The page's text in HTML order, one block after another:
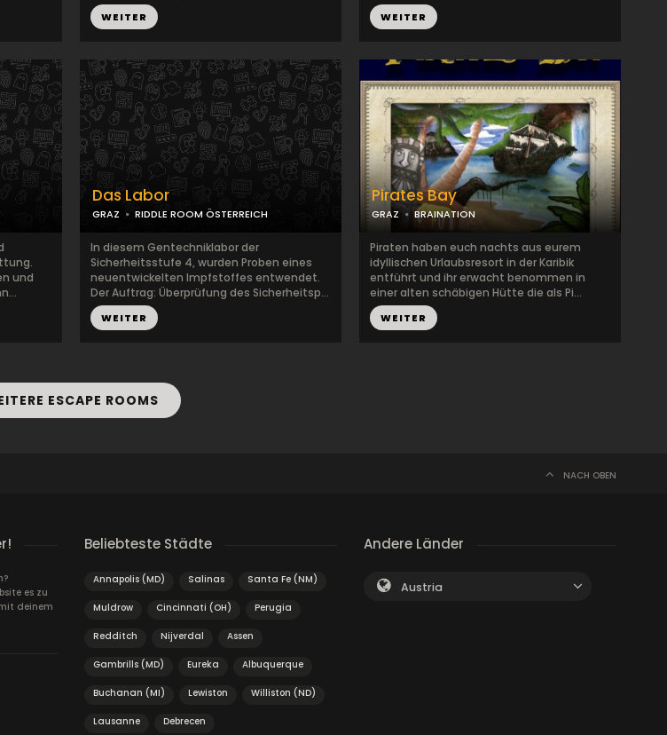
WEITER WEITER
und
Das Labor
GRAZ RIDDLE ROOM ÖSTERREICH
In diesem Gentechniklabor der
Sicherheitsstufe 4, wurden Proben eines
neuentwickelten Impfstoffes entwendet.
Der Auftrag: Überprüfung des Sicherheitsp...
WEITER
Pirates Bay
GRAZ BRAINATION
Piraten haben euch nachts aus eurem
idyllischen Urlaubsresort in der Karibik
entführt und ihr erwacht benommen in
einer alten schäbigen Hütte die als Pi...
WEITER
ESCAPE ROOMS
NACH OBEN
es zu
deinem
Beliebteste Städte
Annapolis (MD) Salinas Santa Fe (NM)
Muldrow Cincinnati (OH) Perugia
Redditch Nijverdal Assen
Gambrills (MD) Eureka Albuquerque
Buchanan (MI) Lewiston Williston (ND)
Lausanne Debrecen
Andere Länder
Austria